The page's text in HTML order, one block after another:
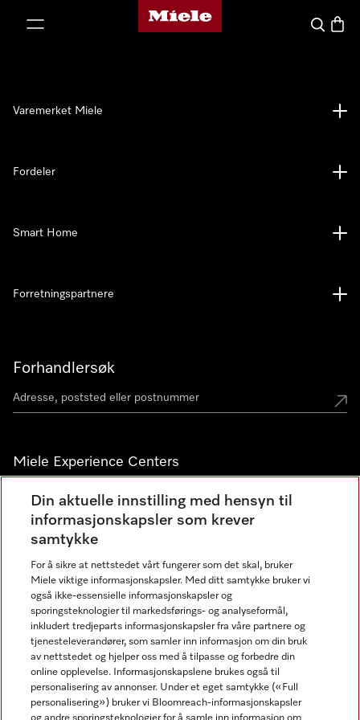
Mieles hjemmeside
Søk
Forhandlersøk
Miele Experience Centers
Miele Experience Center Nesbru
Miele Outlet Nesbru
Nyhetsbrev
Varemerket Miele
Fordeler
Smart Home
Forretningspartnere
Din aktuelle innstilling med hensyn til
informasjonskapsler som krever
samtykke
For å sikre at nettstedet vårt fungerer som det skal, bruker
Miele viktige informasjonskapsler. Med ditt samtykke bruker vi
også ikke-essensielle informasjonskapsler og
sporingsteknologier til markedsførings- og analyseformål,
inkludert tredjeparts informasjonskapsler fra våre partnere og
tjenesteleverandører, som samler inn informasjon om din bruk
av nettstedet og hjelper oss med å tilpasse og forbedre din
online opplevelse. Informasjonskapslene brukes også til
personalisering av annonser. Under et eget samtykke («Full
personalisering») bruker vi Bloomreach-informasjonskapsler